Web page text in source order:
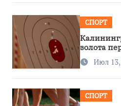
СПОРТ
золота
метанию
Июл 13,
СПОРТ